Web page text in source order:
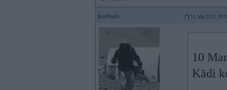
kurbuls 11. Mar 2021,
10
Kādi